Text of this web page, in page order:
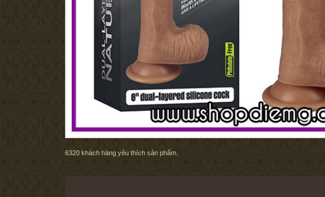
6320 khách hàng yêu thích sản phẩm.